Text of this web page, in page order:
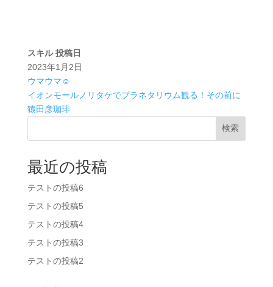
スキル 投稿日
2023年1月2日
ウマウマ☺️
イオンモールノリタケでプラネタリウム観る！その前に
猿田彦珈琲
検索
最近の投稿
テストの投稿6
テストの投稿5
テストの投稿4
テストの投稿3
テストの投稿2